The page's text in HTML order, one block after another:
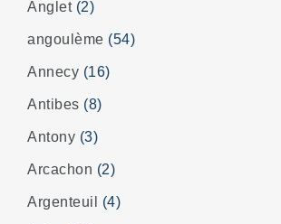
Anglet (2)
angoulème (54)
Annecy (16)
Antibes (8)
Antony (3)
Arcachon (2)
Argenteuil (4)